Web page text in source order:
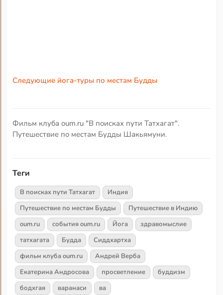
Следующие йога-туры по местам Будды
Фильм клуба oum.ru "В поисках пути Татхагат".
Путешествие по местам Будды Шакьямуни.
Теги
В поисках пути Татхагат
Индия
Путешествие по местам Будды
Путешествие в Индию
oum.ru
события oum.ru Йога
здравомыслие
татхагата
Будда
Сиддхартха
фильм клуба oum.ru
Андрей Верба
Екатерина Андросова
просветление
буддизм
бодхгая
варанаси ва